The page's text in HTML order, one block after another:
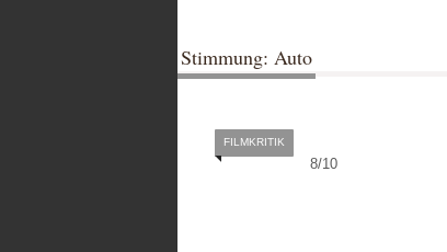
Stimmung: Auto
8/10
FILMKRITIK